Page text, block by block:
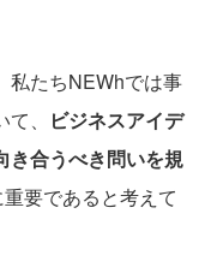
私たちNEWhでは事
、
ビジネスアイデ
き合うべき問いを規
要であると考えて